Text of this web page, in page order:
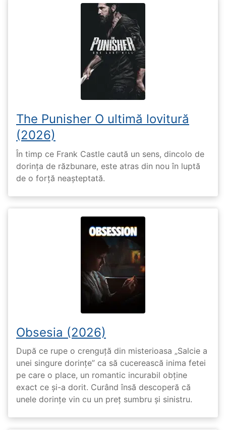
The Punisher O ultimă lovitură
(2026)
În timp ce Frank Castle caută un sens, dincolo de
dorința de răzbunare, este atras din nou în luptă
de o forță neașteptată.
Obsesia (2026)
După ce rupe o crenguță din misterioasa „Salcie a
unei singure dorințe” ca să cucerească inima fetei
pe care o place, un romantic incurabil obține
exact ce și-a dorit. Curând însă descoperă că
unele dorințe vin cu un preț sumbru și sinistru.